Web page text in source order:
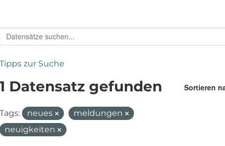
Tipps zur Suche
Sortieren
1 Datensatz gefunden
Tags: neues
meldungen
neuigkeiten